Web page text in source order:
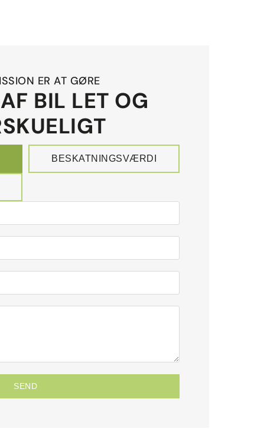
ER AT GØRE
BIL LET OG
BESKATNINGSVÆRDI
SEND